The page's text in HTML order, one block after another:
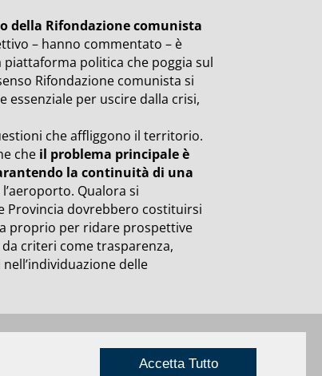
della Rifondazione comunista
– hanno commentato – è
politica che poggia sul
Rifondazione comunista si
per uscire dalla crisi,
che affliggono il territorio.
che il problema principale è
la continuità di una
Qualora si
Provincia dovrebbero costituirsi
proprio per ridare prospettive
criteri come trasparenza,
delle
Accetta Tutto